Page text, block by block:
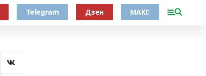
Telegram Дзен МАКС